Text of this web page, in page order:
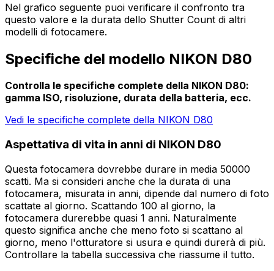
Nel grafico seguente puoi verificare il confronto tra
questo valore e la durata dello Shutter Count di altri
modelli di fotocamere.
Specifiche del modello NIKON D80
Controlla le specifiche complete della NIKON D80:
gamma ISO, risoluzione, durata della batteria, ecc.
Vedi le specifiche complete della NIKON D80
Aspettativa di vita in anni di NIKON D80
Questa fotocamera dovrebbe durare in media 50000
scatti. Ma si consideri anche che la durata di una
fotocamera, misurata in anni, dipende dal numero di foto
scattate al giorno. Scattando 100 al giorno, la
fotocamera durerebbe quasi 1 anni. Naturalmente
questo significa anche che meno foto si scattano al
giorno, meno l'otturatore si usura e quindi durerà di più.
Controllare la tabella successiva che riassume il tutto.